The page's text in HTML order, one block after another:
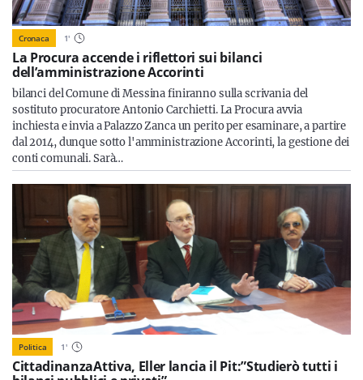
Cronaca 1'
La Procura accende i riflettori sui bilanci
dell’amministrazione Accorinti
bilanci del Comune di Messina finiranno sulla scrivania del
sostituto procuratore Antonio Carchietti. La Procura avvia
inchiesta e invia a Palazzo Zanca un perito per esaminare, a partire
dal 2014, dunque sotto l'amministrazione Accorinti, la gestione dei
conti comunali. Sarà…
Politica 1'
CittadinanzaAttiva, Eller lancia il Pit:”Studierò tutti i